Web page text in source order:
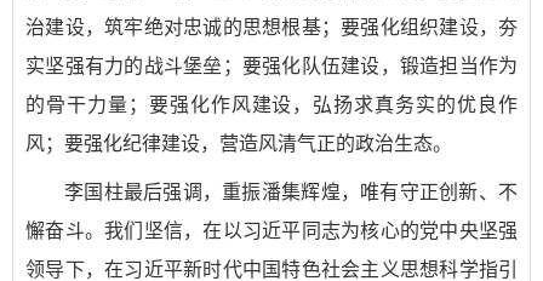
治建设，筑牢绝对忠诚的思想根基；要强化组织建设，夯
实坚强有力的战斗堡垒；要强化队伍建设，锻造担当作为
的骨干力量；要强化作风建设，弘扬求真务实的优良作
风；要强化纪律建设，营造风清气正的政治生态。
李国柱最后强调，重振潘集辉煌，唯有守正创新、不
懈奋斗。我们坚信，在以习近平同志为核心的党中央坚强
领导下，在习近平新时代中国特色社会主义思想科学指引